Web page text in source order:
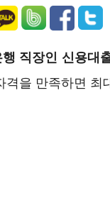
행 직장인 신용대
격을 만족하면 최